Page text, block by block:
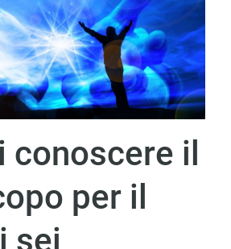
conoscere il
per il
sei